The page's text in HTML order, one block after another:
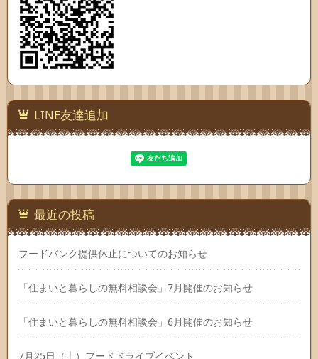
LINE友達追加
最近の投稿
フードバンク提供休止についてのお知らせ
「住まいと暮らしの無料相談会」7月開催のお知らせ
「住まいと暮らしの無料相談会」6月開催のお知らせ
7月25日（土）フードドライブイベント